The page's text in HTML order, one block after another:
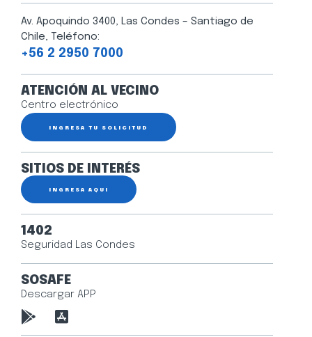
Av. Apoquindo 3400, Las Condes – Santiago de
Chile, Teléfono:
+56 2 2950 7000
ATENCIÓN AL VECINO
Centro electrónico
INGRESA TU SOLICITUD
SITIOS DE INTERÉS
INGRESA AQUÍ
1402
Seguridad Las Condes
SOSAFE
Descargar APP